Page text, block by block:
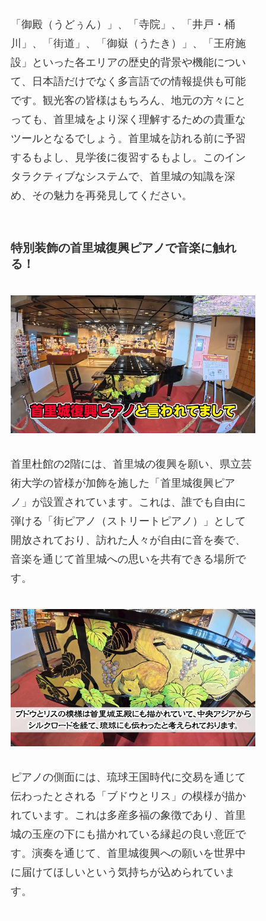
「御殿（うどぅん）」、「寺院」、「井戸・桶
川」、「街道」、「御嶽（うたき）」、「王府施
設」といった各エリアの歴史的背景や機能につい
て、日本語だけでなく多言語での情報提供も可能
です。観光客の皆様はもちろん、地元の方々にと
っても、首里城をより深く理解するための貴重な
ツールとなるでしょう。首里城を訪れる前に予習
するもよし、見学後に復習するもよし。このイン
タラクティブなシステムで、首里城の知識を深
め、その魅力を再発見してください。
特別装飾の首里城復興ピアノで音楽に触れ
る！
首里杜館の2階には、首里城の復興を願い、県立芸
術大学の皆様が加飾を施した「首里城復興ピア
ノ」が設置されています。これは、誰でも自由に
弾ける「街ピアノ（ストリートピアノ）」として
開放されており、訪れた人々が自由に音を奏で、
音楽を通じて首里城への思いを共有できる場所で
す。
ピアノの側面には、琉球王国時代に交易を通じて
伝わったとされる「ブドウとリス」の模様が描か
れています。これは多産多福の象徴であり、首里
城の玉座の下にも描かれている縁起の良い意匠で
す。演奏を通じて、首里城復興への願いを世界中
に届けてほしいという気持ちが込められていま
す。